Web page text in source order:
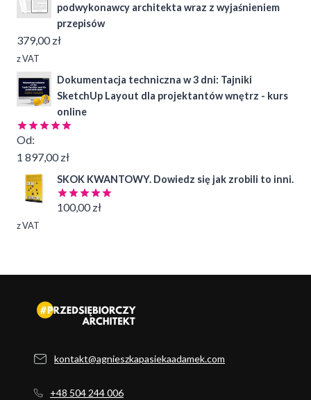
podwykonawcy architekta wraz z wyjaśnieniem
przepisów
379,00zł
z VAT
Dokumentacja techniczna w 3 dni: Tajniki
SketchUp Layout dla projektantów wnętrz - kurs
online
Oceniono
4.99na 5
Od:
1 897,00zł
SKOK KWANTOWY. Dowiedz się jak zrobili to inni.
Oceniono
100,00zł
z VAT
kontakt@agnieszkapasiekaadamek.com
+48 504 244 006